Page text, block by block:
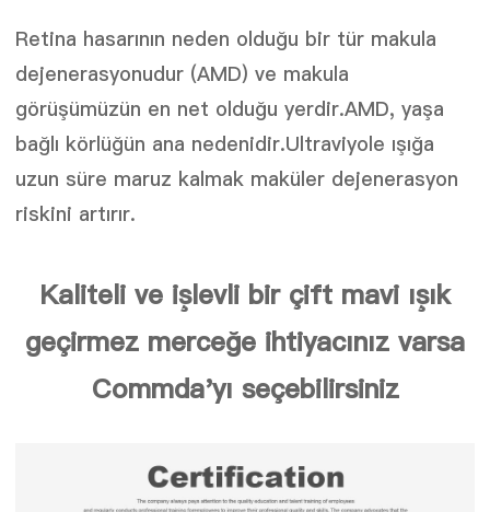
Retina hasarının neden olduğu bir tür makula
dejenerasyonudur (AMD) ve makula
görüşümüzün en net olduğu yerdir.AMD, yaşa
bağlı körlüğün ana nedenidir.Ultraviyole ışığa
uzun süre maruz kalmak maküler dejenerasyon
riskini artırır.
Kaliteli ve işlevli bir çift mavi ışık
geçirmez merceğe ihtiyacınız varsa
Commda'yı seçebilirsiniz